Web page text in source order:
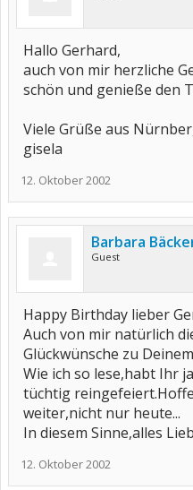
Hallo Gerhard,
auch von mir herzliche
schön und genieße den
Viele Grüße aus
gisela
12. Oktober 2002
Barbara
Guest
Happy Birthday lieber
Auch von mir natürlich
Glückwünsche zu
Wie ich so lese,habt Ihr
tüchtig
weiter,nicht nur heute...
In diesem Sinne,alles
12. Oktober 2002